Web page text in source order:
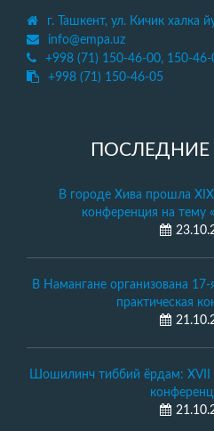
г. Ташкент, ул. Кичик халка
info@empa.uz
+998 (71) 150-46-00, 150-46-
+998 (71) 150-46-05
В городе Хива прошла XIX
конференция на тему
В Намангане организована 17-
практическая
Шошилинч тиббий ёрдам: XVII